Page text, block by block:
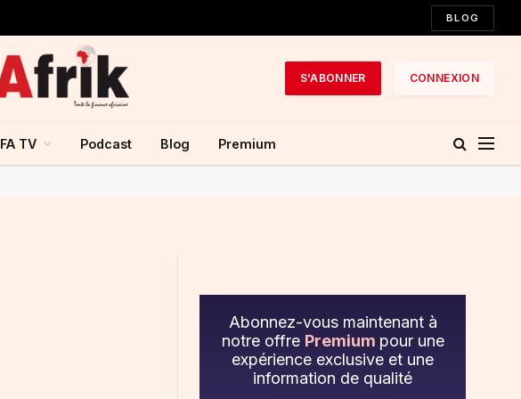
BLOG
S'ABONNER CONNEXION
FA TV Podcast Blog Premium
Abonnez-vous maintenant à
notre offre Premium pour une
expérience exclusive et une
information de qualité